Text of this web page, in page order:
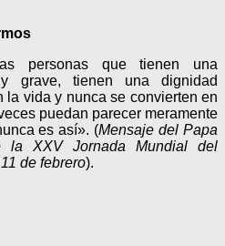
personas que tienen una
grave, tienen una dignidad
vida y nunca se convierten en
puedan parecer meramente
es así». (Mensaje del Papa
la XXV Jornada Mundial del
de febrero).